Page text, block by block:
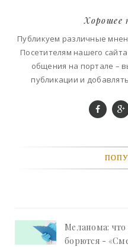
Хорошее
Публикуем различные
Посетителям нашего
общения на портале –
публикации и
Меланома: что
борются -